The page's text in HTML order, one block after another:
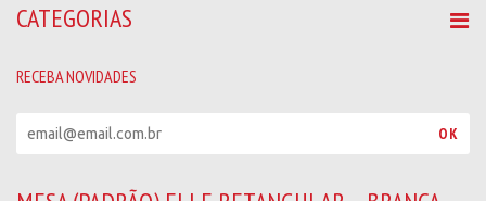
CATEGORIAS
RECEBA NOVIDADES
OK